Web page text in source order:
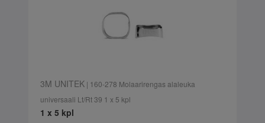
3M UNITEK| 160-278 Molaarirengas alaleuka
universaali Lt/Rt 39 1 x 5 kpl
1 x 5 kpl